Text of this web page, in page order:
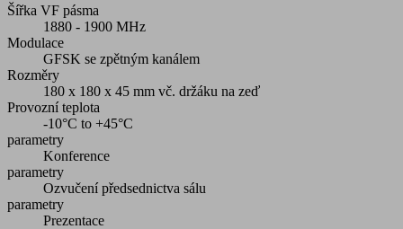
Šířka VF pásma
1880 - 1900 MHz
Modulace
GFSK se zpětným kanálem
Rozměry
180 x 180 x 45 mm vč. držáku na zeď
Provozní teplota
-10°C to +45°C
parametry
Konference
parametry
Ozvučení předsednictva sálu
parametry
Prezentace